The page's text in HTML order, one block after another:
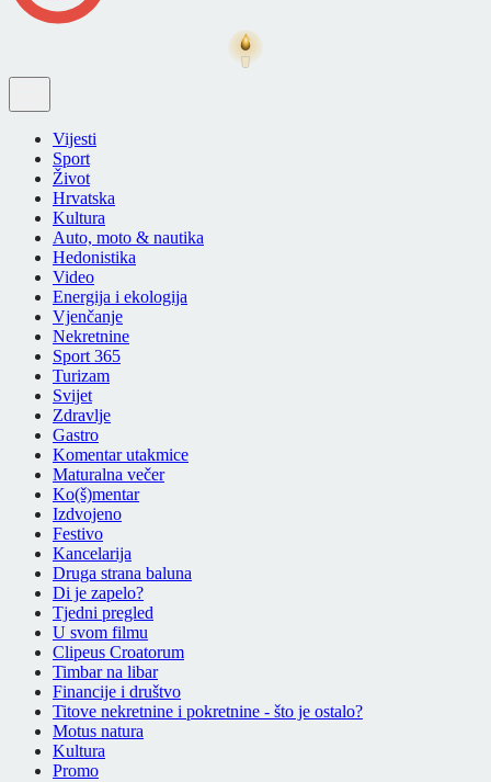
Vijesti
Sport
Život
Hrvatska
Kultura
Auto, moto & nautika
Hedonistika
Video
Energija i ekologija
Vjenčanje
Nekretnine
Sport 365
Turizam
Svijet
Zdravlje
Gastro
Komentar utakmice
Maturalna večer
Ko(š)mentar
Izdvojeno
Festivo
Kancelarija
Druga strana baluna
Di je zapelo?
Tjedni pregled
U svom filmu
Clipeus Croatorum
Timbar na libar
Financije i društvo
Titove nekretnine i pokretnine - što je ostalo?
Motus natura
Kultura
Promo